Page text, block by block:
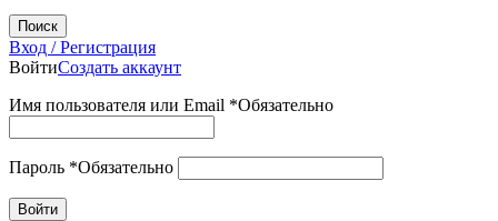
Поиск
Вход / Регистрация
ВойтиСоздать аккаунт
Имя пользователя или Email *Обязательно
Пароль *Обязательно
Войти